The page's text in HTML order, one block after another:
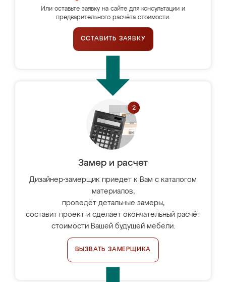
Или оставьте заявку на сайте для консультации и
предварительного расчёта стоимости.
ОСТАВИТЬ ЗАЯВКУ
Замер и расчет
Дизайнер-замерщик приедет к Вам с каталогом
материалов,
проведёт детальные замеры,
составит проект и сделает окончательный расчёт
стоимости Вашей будущей мебели.
ВЫЗВАТЬ ЗАМЕРЩИКА